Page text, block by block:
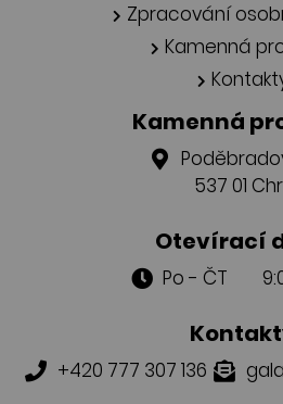
Zpracování
Kamenná
Kamenná
537 01
Otevírací
Po - ČT
+420 777 307 136